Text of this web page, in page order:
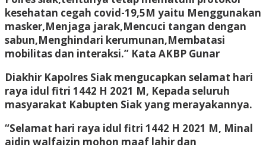
kesehatan cegah covid-19,5M yaitu Menggunakan
masker,Menjaga jarak,Mencuci tangan dengan
sabun,Menghindari kerumunan,Membatasi
mobilitas dan interaksi.” Kata AKBP Gunar
Diakhir Kapolres Siak mengucapkan selamat hari
raya idul fitri 1442 H 2021 M, Kepada seluruh
masyarakat Kabupten Siak yang merayakannya.
“Selamat hari raya idul fitri 1442 H 2021 M, Minal
aidin walfaizin mohon maaf lahir dan